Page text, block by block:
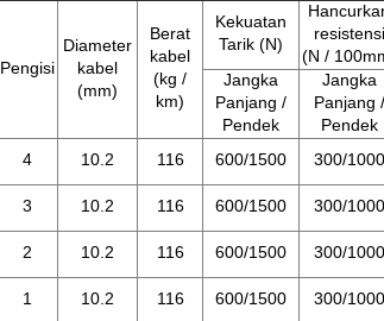
Pengisi
Diameter
kabel
(mm)
Berat
kabel
(kg /
km)
Kekuatan
Tarik (N)
resistensi
(N /
Jangka
Panjang /
Pendek
Jangka
Panjang /
Pendek
4 10.2 116 600/1500 300/1000
3 10.2 116 600/1500 300/1000
2 10.2 116 600/1500 300/1000
1 10.2 116 600/1500 300/1000